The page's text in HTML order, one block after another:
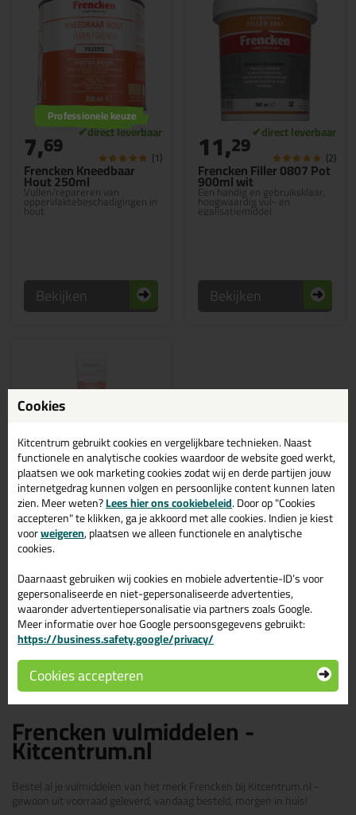
Frencken Kneedbaar
Hout 250ml
Vullen/repareren van
oppervlaktebeschadigingen in
hout
Professionele keuze
7,69 (1)
Bekijken
Frencken Filler 0807 Pot
900ml wit
Een handig en gebruiksklaar,
hoogwaardig vul- en
egalisatiemiddel
11,29 (2)
Bekijken
Frencken Kneedbaar
Hout 100ml
Vullen/repareren van
hout
Tijdelijk niet leverbaar
4,45 (1)
Bekijken
Frencken vulmiddelen -
Kitcentrum.nl
Bestel al je vulmiddelen van het merk Frencken bij Kitcentrum.nl -
gewoon uit voorraad geleverd, vandaag besteld, morgen in huis!
Cookies
Kitcentrum gebruikt cookies en vergelijkbare technieken. Naast
functionele en analytische cookies waardoor de website goed werkt,
plaatsen we ook marketing cookies zodat wij en derde partijen jouw
internetgedrag kunnen volgen en persoonlijke content kunnen laten
zien. Meer weten?Lees hier ons cookiebeleid. Door op "Cookies
accepteren" te klikken, ga je akkoord met alle cookies. Indien je kiest
voorweigeren, plaatsen we alleen functionele en analytische
cookies.
Daarnaast gebruiken wij cookies en mobiele advertentie-ID’s voor
gepersonaliseerde en niet-gepersonaliseerde advertenties,
waaronder advertentiepersonalisatie via partners zoals Google.
Meer informatie over hoe Google persoonsgegevens gebruikt:
https://business.safety.google/privacy/
Cookies accepteren